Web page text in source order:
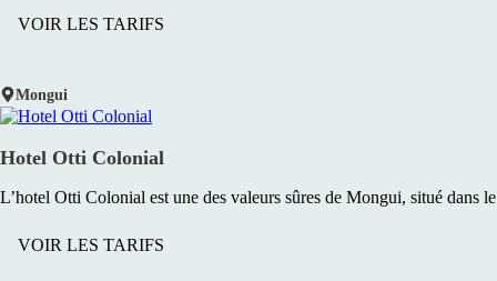
VOIR LES TARIFS
Mongui
Hotel Otti Colonial
L’hotel Otti Colonial est une des valeurs sûres de Mongui, situé dans
VOIR LES TARIFS